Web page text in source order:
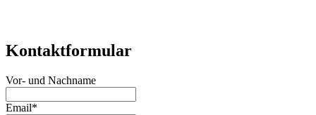
Kontaktformular
Vor- und Nachname
Email*